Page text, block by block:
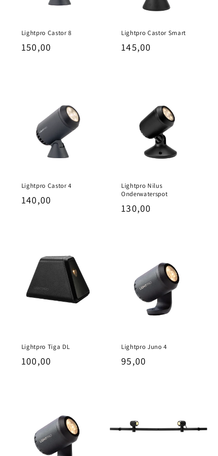
Lightpro Castor 8
Normale
150,00
Lightpro Castor Smart
Normale
145,00
Lightpro Castor 4
Normale
140,00
Lightpro Nilus
Onderwaterspot
Normale
130,00
Lightpro Tiga DL
Normale
100,00
Lightpro Juno 4
Normale
95,00